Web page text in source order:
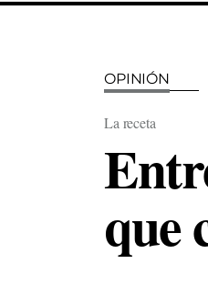
OPINIÓN
La receta
que